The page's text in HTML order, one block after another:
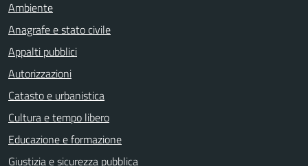
Ambiente
Anagrafe e stato civile
Appalti pubblici
Autorizzazioni
Catasto e urbanistica
Cultura e tempo libero
Educazione e formazione
Giustizia e sicurezza pubblica